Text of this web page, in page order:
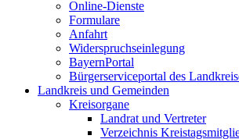
Online-Dienste
Formulare
Anfahrt
Widerspruchseinlegung
BayernPortal
Bürgerserviceportal des
Landkreis und Gemeinden
Kreisorgane
Landrat und Vertreter
Verzeichnis